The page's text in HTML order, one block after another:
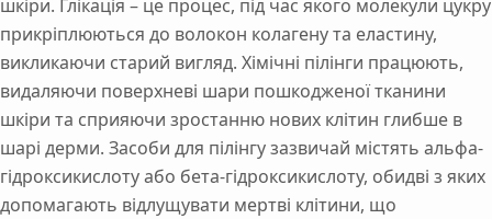
шкіри. Глікація – це процес, під час якого молекули цукру
прикріплюються до волокон колагену та еластину,
викликаючи старий вигляд. Хімічні пілінги працюють,
видаляючи поверхневі шари пошкодженої тканини
шкіри та сприяючи зростанню нових клітин глибше в
шарі дерми. Засоби для пілінгу зазвичай містять альфа-
гідроксикислоту або бета-гідроксикислоту, обидві з яких
допомагають відлущувати мертві клітини, що